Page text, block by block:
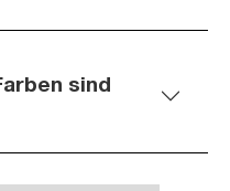
sind